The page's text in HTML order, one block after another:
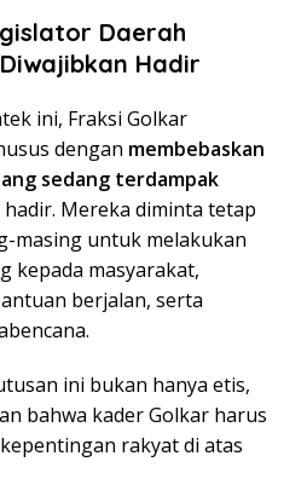
Daerah
Hadir
ini, Fraksi Golkar
dengan membebaskan
sedang terdampak
Mereka diminta tetap
masing untuk melakukan
kepada masyarakat,
berjalan, serta
ini bukan hanya etis,
bahwa kader Golkar harus
rakyat di atas